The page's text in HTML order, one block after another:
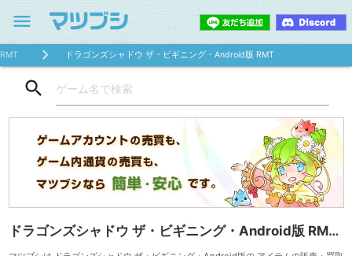
menu
RMT ドラゴンズシャドウ ザ・ビギニング・Android版 RMT
search
ドラゴンズシャドウ ザ・ビギニング・Android版 RMT( アイテム販売・買取)